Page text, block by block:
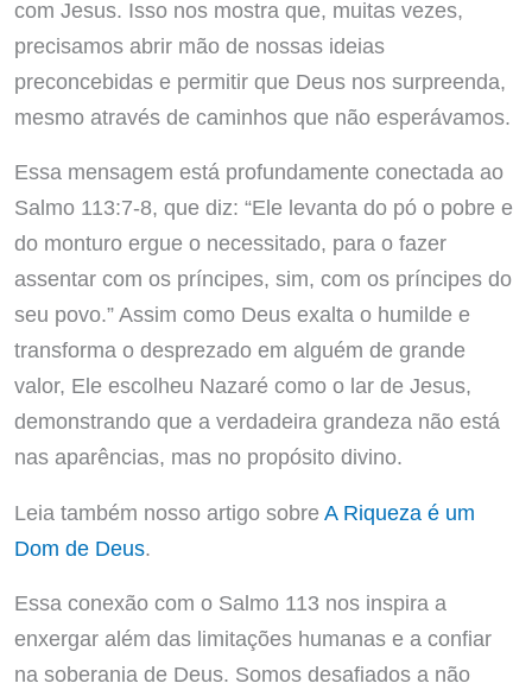
com Jesus. Isso nos mostra que, muitas vezes,
precisamos abrir mão de nossas ideias
preconcebidas e permitir que Deus nos surpreenda,
mesmo através de caminhos que não esperávamos.
Essa mensagem está profundamente conectada ao
Salmo 113:7-8, que diz: “Ele levanta do pó o pobre e
do monturo ergue o necessitado, para o fazer
assentar com os príncipes, sim, com os príncipes do
seu povo.” Assim como Deus exalta o humilde e
transforma o desprezado em alguém de grande
valor, Ele escolheu Nazaré como o lar de Jesus,
demonstrando que a verdadeira grandeza não está
nas aparências, mas no propósito divino.
Leia também nosso artigo sobreA Riqueza é um
Dom de Deus.
Essa conexão com o Salmo 113 nos inspira a
enxergar além das limitações humanas e a confiar
na soberania de Deus. Somos desafiados a não